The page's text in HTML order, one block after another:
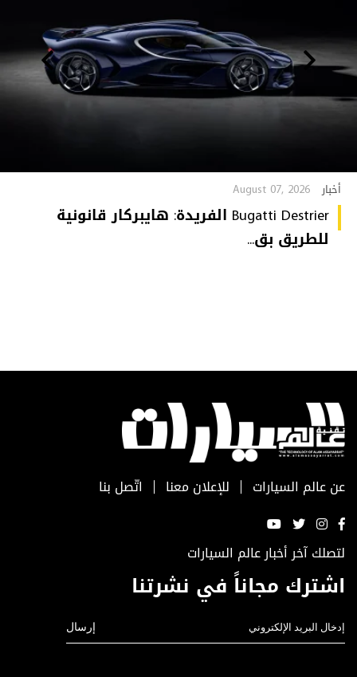
أخبار August 07, 2026
Bugatti Destrier الفريدة: هايبركار قانونية
للطريق بق...
عن عالم السيارات للإعلان معنا اتّصل بنا
لتصلك آخر أخبار عالم السيارات
اشترك مجاناً في نشرتنا